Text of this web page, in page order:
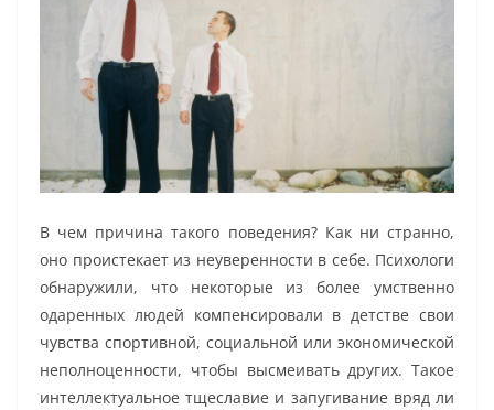
В чем причина такого поведения? Как ни странно,
оно проистекает из неуверенности в себе. Психологи
обнаружили, что некоторые из более умственно
одаренных людей компенсировали в детстве свои
чувства спортивной, социальной или экономической
неполноценности, чтобы высмеивать других. Такое
интеллектуальное тщеславие и запугивание вряд ли